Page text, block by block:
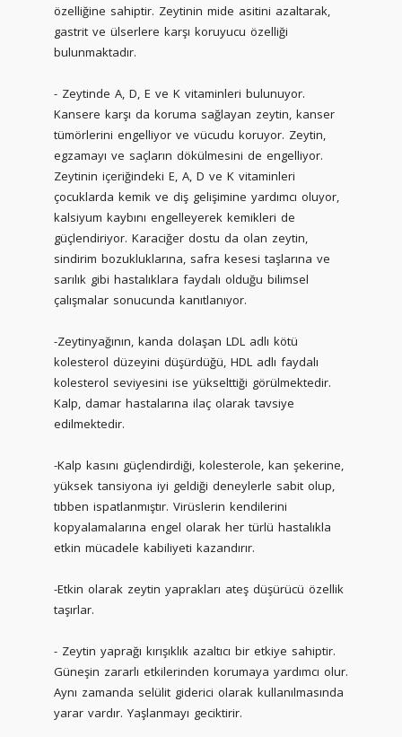
özelliğine sahiptir. Zeytinin mide asitini azaltarak,
gastrit ve ülserlere karşı koruyucu özelliği
bulunmaktadır.
- Zeytinde A, D, E ve K vitaminleri bulunuyor.
Kansere karşı da koruma sağlayan zeytin, kanser
tümörlerini engelliyor ve vücudu koruyor. Zeytin,
egzamayı ve saçların dökülmesini de engelliyor.
Zeytinin içeriğindeki E, A, D ve K vitaminleri
çocuklarda kemik ve diş gelişimine yardımcı oluyor,
kalsiyum kaybını engelleyerek kemikleri de
güçlendiriyor. Karaciğer dostu da olan zeytin,
sindirim bozukluklarına, safra kesesi taşlarına ve
sarılık gibi hastalıklara faydalı olduğu bilimsel
çalışmalar sonucunda kanıtlanıyor.
-Zeytinyağının, kanda dolaşan LDL adlı kötü
kolesterol düzeyini düşürdüğü, HDL adlı faydalı
kolesterol seviyesini ise yükselttiği görülmektedir.
Kalp, damar hastalarına ilaç olarak tavsiye
edilmektedir.
-Kalp kasını güçlendirdiği, kolesterole, kan şekerine,
yüksek tansiyona iyi geldiği deneylerle sabit olup,
tıbben ispatlanmıştır. Virüslerin kendilerini
kopyalamalarına engel olarak her türlü hastalıkla
etkin mücadele kabiliyeti kazandırır.
-Etkin olarak zeytin yaprakları ateş düşürücü özellik
taşırlar.
- Zeytin yaprağı kırışıklık azaltıcı bir etkiye sahiptir.
Güneşin zararlı etkilerinden korumaya yardımcı olur.
Aynı zamanda selülit giderici olarak kullanılmasında
yarar vardır. Yaşlanmayı geciktirir.